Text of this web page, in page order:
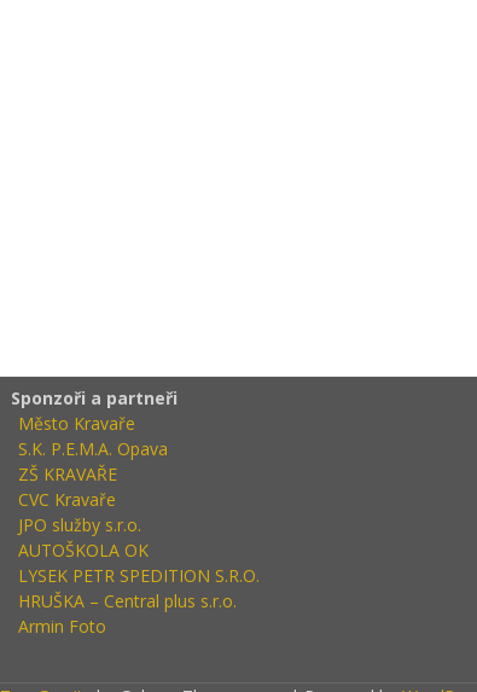
Sponzoři a partneři
Město Kravaře
S.K. P.E.M.A. Opava
ZŠ KRAVAŘE
CVC Kravaře
JPO služby s.r.o.
AUTOŠKOLA OK
LYSEK PETR SPEDITION S.R.O.
HRUŠKA – Central plus s.r.o.
Armin Foto